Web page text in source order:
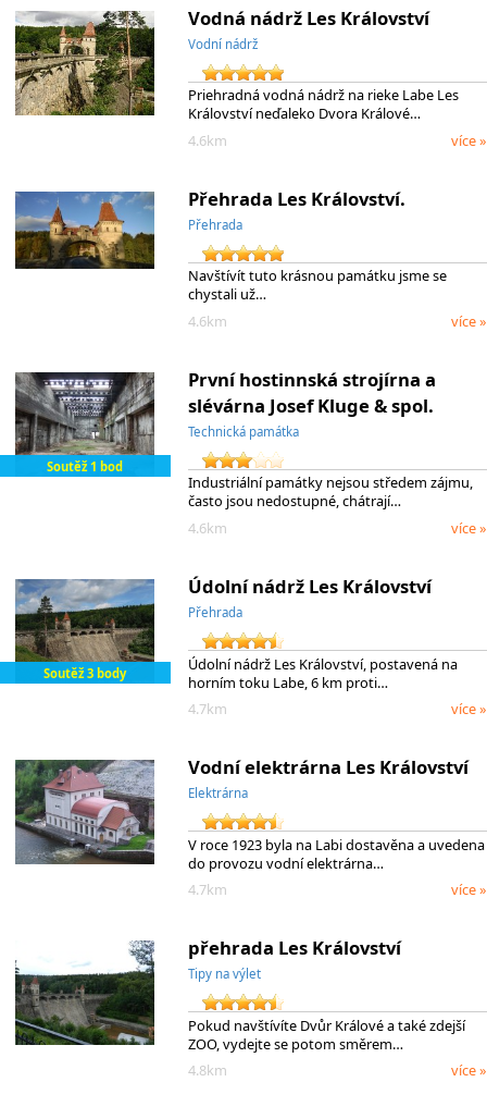
Vodná nádrž Les Království
Vodní nádrž
Priehradná vodná nádrž na rieke Labe Les
Království neďaleko Dvora Králové…
4.6km
více »
Přehrada Les Království.
Přehrada
Navštívít tuto krásnou památku jsme se
chystali už…
4.6km
více »
Soutěž 1 bod
První hostinnská strojírna a
slévárna Josef Kluge & spol.
Technická památka
Industriální památky nejsou středem zájmu,
často jsou nedostupné, chátrají…
4.6km
více »
Soutěž 3 body
Údolní nádrž Les Království
Přehrada
Údolní nádrž Les Království, postavená na
horním toku Labe, 6 km proti…
4.7km
více »
Vodní elektrárna Les Království
Elektrárna
V roce 1923 byla na Labi dostavěna a uvedena
do provozu vodní elektrárna…
4.7km
více »
přehrada Les Království
Tipy na výlet
Pokud navštívíte Dvůr Králové a také zdejší
ZOO, vydejte se potom směrem…
4.8km
více »